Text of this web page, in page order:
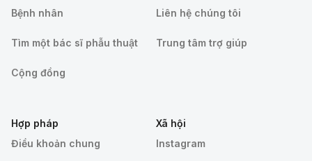
Bệnh nhân
Tìm một bác sĩ phẫu thuật
Cộng đồng
Liên hệ chúng tôi
Trung tâm trợ giúp
Hợp pháp
Điều khoản chung
Xã hội
Instagram